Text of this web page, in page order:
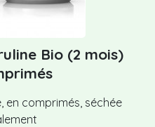
Bio (2 mois)
en comprimés, séchée